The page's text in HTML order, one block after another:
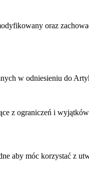
oraz
w odniesieniu do
z ograniczeń i
aby móc korzystać z